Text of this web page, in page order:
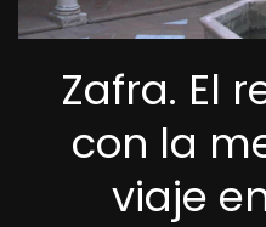
Zafra. El
con la
viaje